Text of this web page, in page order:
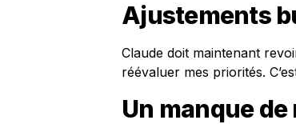
Ajustements
Claude doit maintenant
réévaluer mes priorités.
Un manque